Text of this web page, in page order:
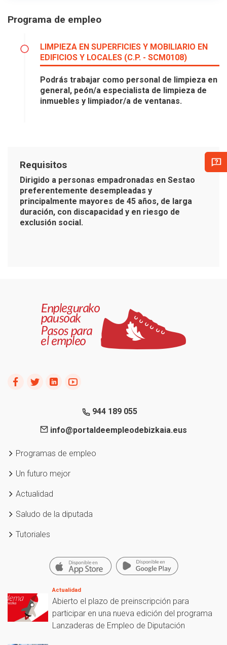
Programa de empleo
LIMPIEZA EN SUPERFICIES Y MOBILIARIO EN
EDIFICIOS Y LOCALES (C.P. - SCM0108)
Podrás trabajar como personal de limpieza en
general, peón/a especialista de limpieza de
inmuebles y limpiador/a de ventanas.
Requisitos
Dirigido a personas empadronadas en Sestao
preferentemente desempleadas y
principalmente mayores de 45 años, de larga
duración, con discapacidad y en riesgo de
exclusión social.
944 189 055
info@portaldeempleodebizkaia.eus
Programas de empleo
Un futuro mejor
Actualidad
Saludo de la diputada
Tutoriales
Actualidad
Abierto el plazo de preinscripción para
participar en una nueva edición del programa
Lanzaderas de Empleo de Diputación